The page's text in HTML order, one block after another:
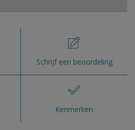
Schrijf een beoordeling
Kenmerken